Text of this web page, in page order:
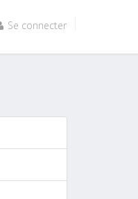
Se connecter